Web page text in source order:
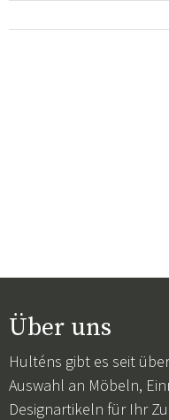
Über uns
Hulténs gibt es seit
Auswahl an Möbeln,
Designartikeln für Ihr